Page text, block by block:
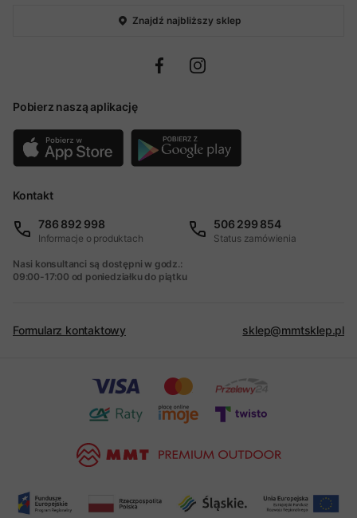
Znajdź najbliższy sklep
Pobierz naszą aplikację
Kontakt
786 892 998
Informacje o produktach
506 299 854
Status zamówienia
Nasi konsultanci są dostępni w godz.:
09:00-17:00 od poniedziałku do piątku
Formularz kontaktowy sklep@mmtsklep.pl